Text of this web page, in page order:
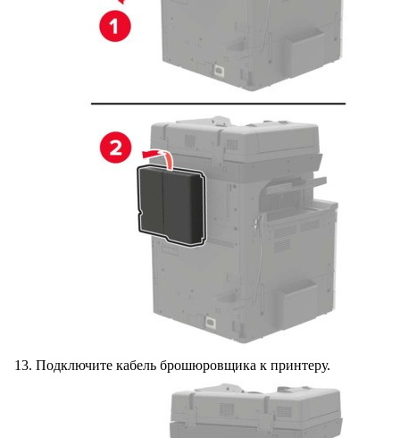
Подключите кабель брошюровщика к принтеру.